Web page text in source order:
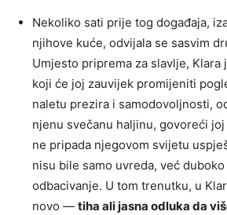
Nekoliko sati prije tog događaja,
njihove kuće, odvijala se sasvim
Umjesto priprema za slavlje,
koji će joj zauvijek promijeniti
naletu prezira i samodovoljnosti,
njenu svečanu haljinu, govoreći
ne pripada njegovom svijetu
nisu bile samo uvreda, već
odbacivanje. U tom trenutku, u
novo — tiha ali jasna odluka da